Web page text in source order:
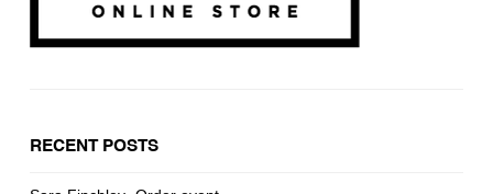
RECENT POSTS